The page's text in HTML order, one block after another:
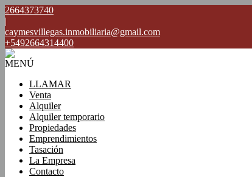
2664373740
|
caymesvillegas.inmobiliaria@gmail.com
+5492664314400
MENÚ
LLAMAR
Venta
Alquiler
Alquiler temporario
Propiedades
Emprendimientos
Tasación
La Empresa
Contacto